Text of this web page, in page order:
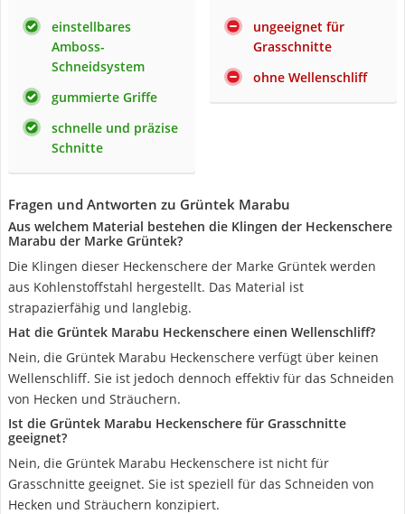
einstellbares
Amboss-
Schneidsystem
gummierte Griffe
schnelle und präzise
Schnitte
ungeeignet für
Grasschnitte
ohne Wellenschliff
Fragen und Antworten zu Grüntek Marabu
Aus welchem Material bestehen die Klingen der Heckenschere
Marabu der Marke Grüntek?
Die Klingen dieser Heckenschere der Marke Grüntek werden
aus Kohlenstoffstahl hergestellt. Das Material ist
strapazierfähig und langlebig.
Hat die Grüntek Marabu Heckenschere einen Wellenschliff?
Nein, die Grüntek Marabu Heckenschere verfügt über keinen
Wellenschliff. Sie ist jedoch dennoch effektiv für das Schneiden
von Hecken und Sträuchern.
Ist die Grüntek Marabu Heckenschere für Grasschnitte
geeignet?
Nein, die Grüntek Marabu Heckenschere ist nicht für
Grasschnitte geeignet. Sie ist speziell für das Schneiden von
Hecken und Sträuchern konzipiert.